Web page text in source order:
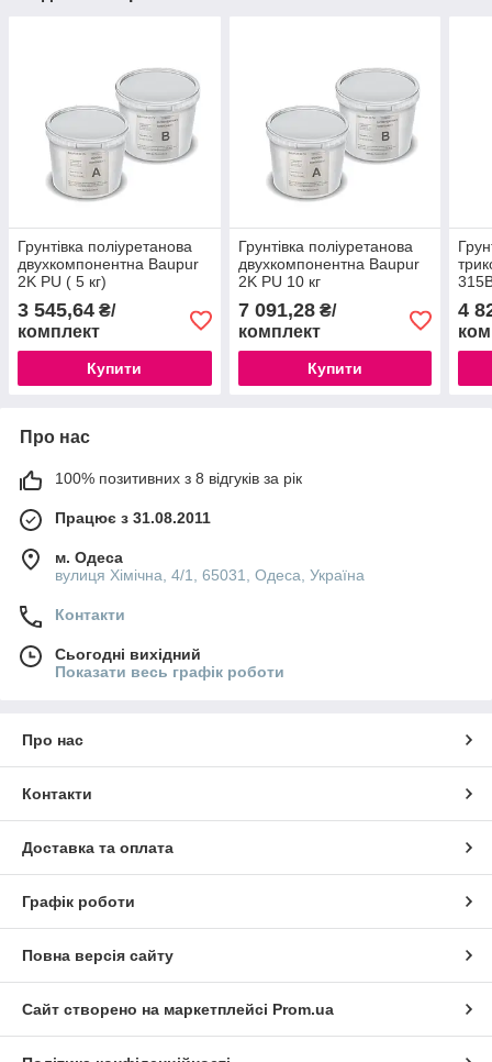
Грунтівка поліуретанова
двухкомпонентна Baupur
2K PU ( 5 кг)
3 545,64 ₴/
комплект
Купити
Грунтівка поліуретанова
двухкомпонентна Baupur
2K PU 10 кг
7 091,28₴/
комплект
Купити
4
Про нас
100% позитивних з 8 відгуків за рік
Працює з 31.08.2011
м. Одеса
вулиця Хімічна, 4/1, 65031, Одеса, Україна
Контакти
Сьогодні вихідний
Показати весь графік роботи
Про нас
Контакти
Доставка та оплата
Графік роботи
Повна версія сайту
Сайт створено на маркетплейсі Prom.ua